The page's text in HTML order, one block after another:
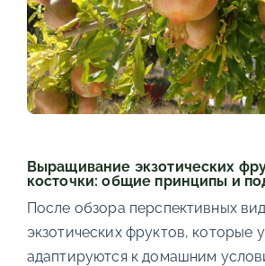
Выращивание экзотических
косточки: общие принципы и
После обзора перспективных
экзотических фруктов, которые
адаптируются к домашним